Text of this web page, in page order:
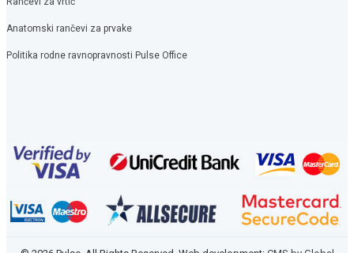
Anatomski rančevi za prvake
Politika rodne ravnopravnosti Pulse Office